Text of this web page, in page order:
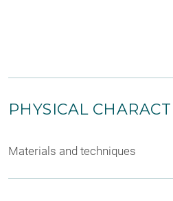
PHYSICAL
Materials and techniques